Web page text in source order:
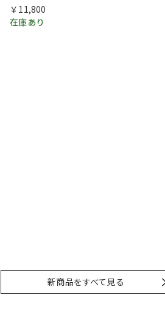
￥11,800
在庫あり
新商品をすべて見る